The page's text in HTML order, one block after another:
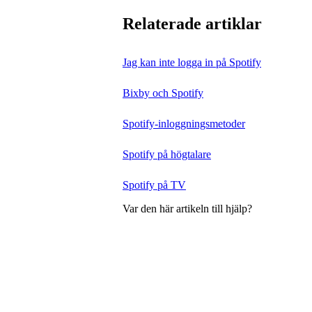
Relaterade artiklar
Jag kan inte logga in på Spotify
Bixby och Spotify
Spotify-inloggningsmetoder
Spotify på högtalare
Spotify på TV
Var den här artikeln till hjälp?